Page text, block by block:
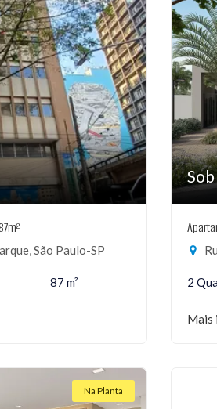
São Paulo-SP
87 m² 2
Mais
Na Planta